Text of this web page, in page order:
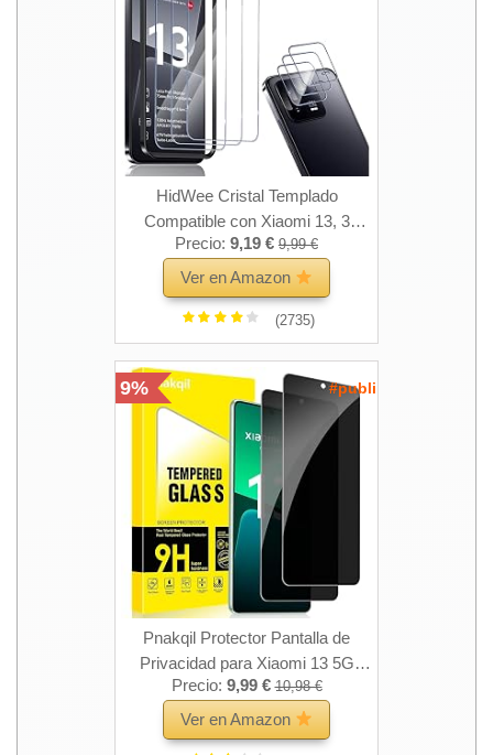
HidWee Cristal Templado
Compatible con Xiaomi 13, 3
Piezas Protector de Pantalla + 3
Piezas Protector de Lente
Cámara, 9H Dureza Cristal
Templado Protección, Kit de
Instalación Incluido
Precio: 9,19 € 9,99 €
Ver en Amazon
(2735)
9% #publi
Pnakqil Protector Pantalla de
Privacidad para Xiaomi 13 5G
Cristal Templado,Vidrio Película
Antiespia Anti-Spy,Dureza 9H
Antiarañazos Sin Burbujas Privacy
Precio: 9,99 € 10,98 €
Ver en Amazon